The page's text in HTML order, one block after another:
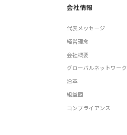
会社情報
代表メッセージ
経営理念
会社概要
グローバルネットワーク
沿革
組織図
コンプライアンス